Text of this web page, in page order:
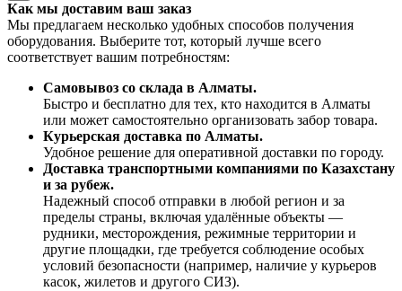
Как мы доставим ваш заказ
Мы предлагаем несколько удобных способов получения
оборудования. Выберите тот, который лучше всего
соответствует вашим потребностям:
Самовывоз со склада в Алматы.
Быстро и бесплатно для тех, кто находится в Алматы
или может самостоятельно организовать забор товара.
Курьерская доставка по Алматы.
Удобное решение для оперативной доставки по городу.
Доставка транспортными компаниями по Казахстану
и за рубеж.
Надежный способ отправки в любой регион и за
пределы страны, включая удалённые объекты —
рудники, месторождения, режимные территории и
другие площадки, где требуется соблюдение особых
условий безопасности (например, наличие у курьеров
касок, жилетов и другого СИЗ).